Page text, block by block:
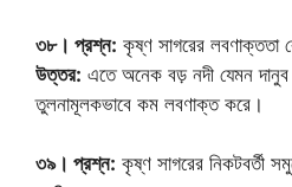
৩৮। প্রশ্ন: কৃষ্ণ সাগরের লবণাক্ততা
উত্তর: এতে অনেক বড় নদী যেমন দানুব
তুলনামূলকভাবে কম লবণাক্ত করে।
৩৯। প্রশ্ন: কৃষ্ণ সাগরের নিকটবর্তী